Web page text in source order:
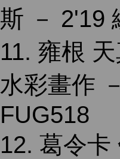
斯 － 2'19
11. 雍根
水彩畫作
FUG518
12. 葛令卡